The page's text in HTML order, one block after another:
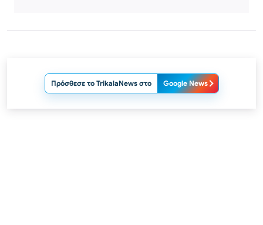
Πρόσθεσε το TrikalaNews στο Google News